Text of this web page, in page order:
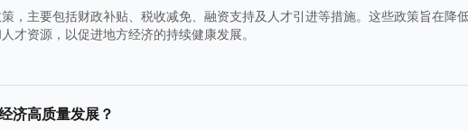
，主要包括财政补贴、税收减免、融资支持及人才引进等措施。这些政策旨在降
才资源，以促进地方经济的持续健康发展。
济高质量发展？